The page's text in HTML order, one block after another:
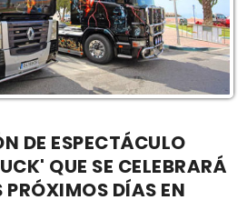
DE ESPECTÁCULO
QUE SE CELEBRARÁ
PRÓXIMOS DÍAS EN